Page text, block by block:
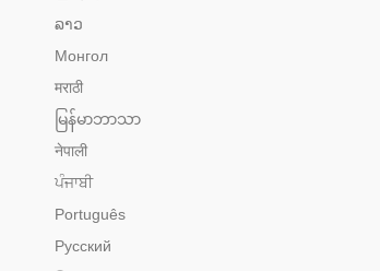
ລາວ
Монгол
मराठी
မြန်မာဘာသာ
नेपाली
ਪੰਜਾਬੀ
Português
Русский